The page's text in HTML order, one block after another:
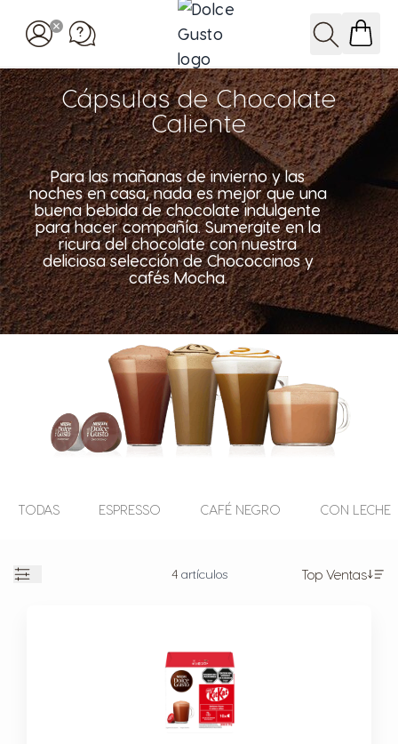
Buscar
Cápsulas de Chocolate
Caliente
Para las mañanas de invierno y las
noches en casa, nada es mejor que una
buena bebida de chocolate indulgente
para hacer compañía. Sumergite en la
ricura del chocolate con nuestra
deliciosa selección de Chococcinos y
cafés Mocha.
TODAS ESPRESSO CAFÉ NEGRO CON LECHE
4artículos
Top Ventas